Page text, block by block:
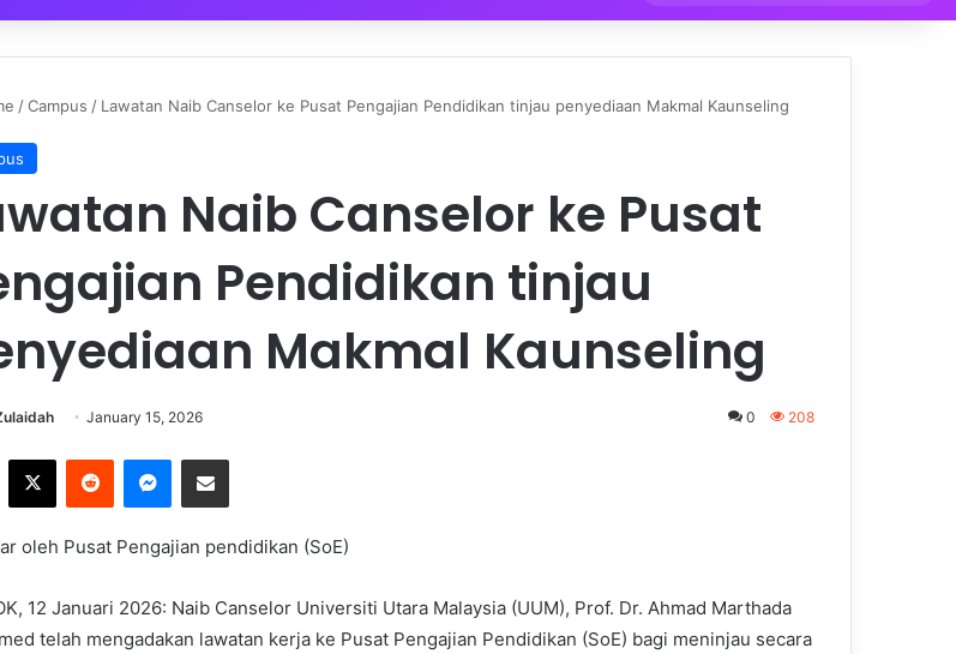
for
/Campus / Lawatan Naib Canselor ke Pusat Pengajian Pendidikan tinjau penyediaan Makmal Kaunseling
Naib Canselor ke Pusat
Pendidikan tinjau
Makmal Kaunseling
January 15, 2026 0 208
oleh Pusat Pengajian pendidikan (SoE)
12 Januari 2026: Naib Canselor Universiti Utara Malaysia (UUM), Prof. Dr. Ahmad Marthada
telah mengadakan lawatan kerja ke Pusat Pengajian Pendidikan (SoE) bagi meninjau secara